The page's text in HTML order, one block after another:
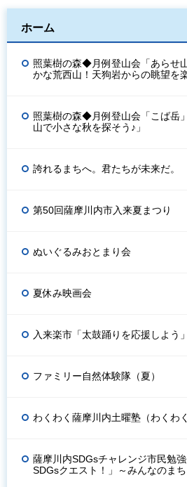
ホーム
照葉樹の森◆月例登山会「あらせ
かな荒西山！天狗岩からの眺望を
照葉樹の森◆月例登山会「こば岳
山で小さな秋を探そう♪」
誇れるまちへ。君たちが未来だ。
第50回薩摩川内市入来夏まつり
ぬいぐるみおとまり会
夏休み映画会
入来楽市「太鼓踊りを応援しよう」
ファミリー自然体験隊（夏）
わくわく薩摩川内土曜塾（わくわ
薩摩川内SDGsチャレンジ市民勉
SDGsクエスト！」～みんなのま